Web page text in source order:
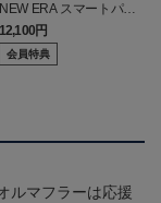
NEW ERA スマートパッ
ク
12,100円
会員特典
ルマフラーは応援